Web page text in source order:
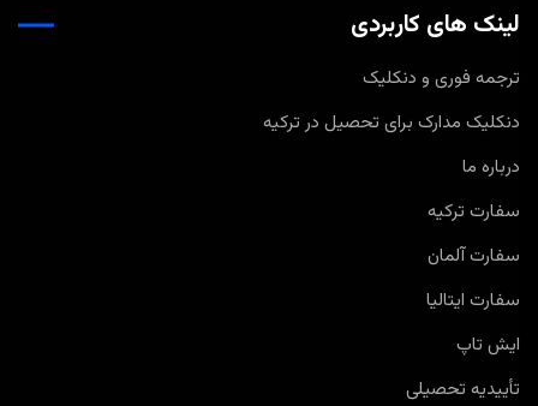
لینک های کاربردی
ترجمه فوری و دنکلیک
دنکلیک مدارک برای تحصیل در ترکیه
درباره ما
سفارت ترکیه
سفارت آلمان
سفارت ایتالیا
ایش تاپ
تأییدیه تحصیلی